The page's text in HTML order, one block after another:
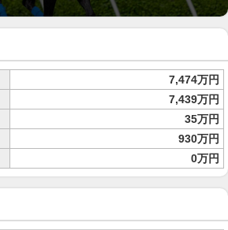
7,474万円
7,439万円
35万円
930万円
0万円